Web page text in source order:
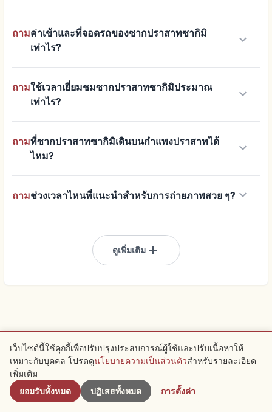
ถามค่าเข้าและที่จอดรถของซากปราสาทซากิมิ
เท่าไร?
keyboard_arrow_down
ถามใช้เวลาเยี่ยมชมซากปราสาทซากิมิประมาณ
เท่าไร?
keyboard_arrow_down
ถามที่ซากปราสาทซากิมิเดินบนกำแพงปราสาทได้
ไหม?
keyboard_arrow_down
ถามช่วงเวลาไหนที่แนะนำสำหรับการถ่ายภาพสวย ๆ? keyboard_arrow_down
ดูเพิ่มเติมadd
ใกล้เคียง
เรียนรู้เกี่ยวกับการเดินทาง สำรวจOkinawa
เว็บไซต์นี้ใช้คุกกี้เพื่อปรับปรุงประสบการณ์ผู้ใช้และปรับเนื้อหาให้
เหมาะกับบุคคล โปรดดูนโยบายความเป็นส่วนตัวสำหรับรายละเอียด
เพิ่มเติม
ยอมรับทั้งหมด
ปฏิเสธทั้งหมด การตั้งค่า